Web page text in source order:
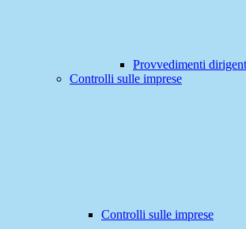
Provvedimenti
Controlli sulle imprese
Controlli sulle imprese